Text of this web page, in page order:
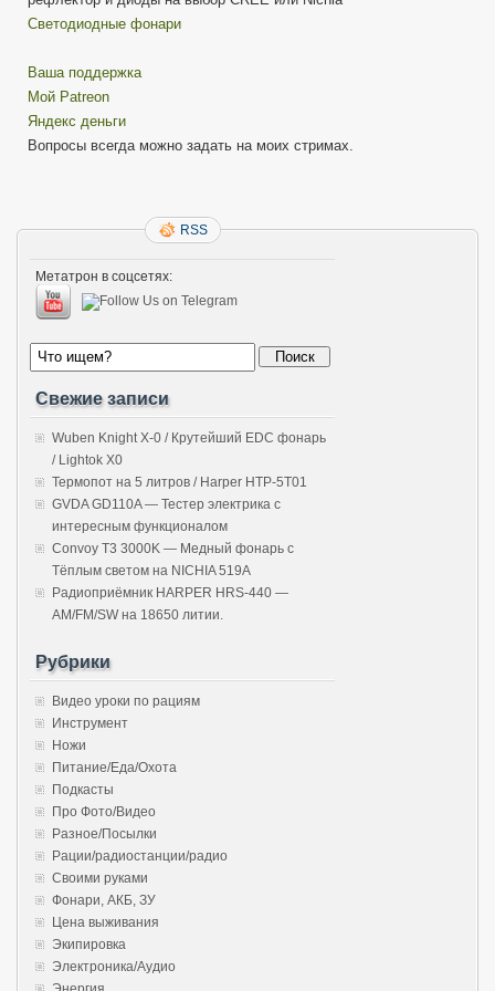
Cветодиодные фонари
Ваша поддержка
Мой Patreon
Яндекс деньги
Вопросы всегда можно задать на моих стримах.
RSS
Метатрон в соцсетях:
Свежие записи
Wuben Knight X-0 / Крутейший EDC фонарь
/ Lightok X0
Термопот на 5 литров / Harper HTP-5T01
GVDA GD110A — Тестер электрика с
интересным функционалом
Convoy T3 3000K — Медный фонарь с
Тёплым светом на NICHIA 519A
Радиоприёмник HARPER HRS-440 —
AM/FM/SW на 18650 литии.
Рубрики
Видео уроки по рациям
Инструмент
Ножи
Питание/Еда/Охота
Подкасты
Про Фото/Видео
Разное/Посылки
Рации/радиостанции/радио
Своими руками
Фонари, АКБ, ЗУ
Цена выживания
Экипировка
Электроника/Аудио